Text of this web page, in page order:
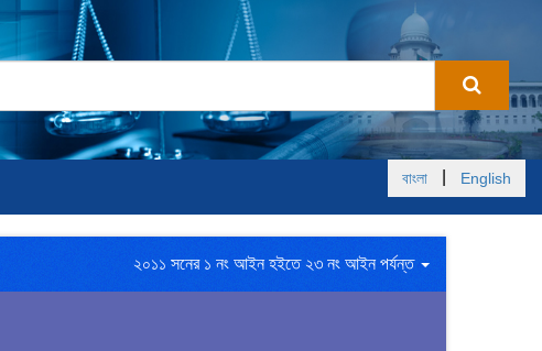
বাংলা English
২০১১ সনের ১ নং আইন হইতে ২৩ নং আইন পর্যন্ত